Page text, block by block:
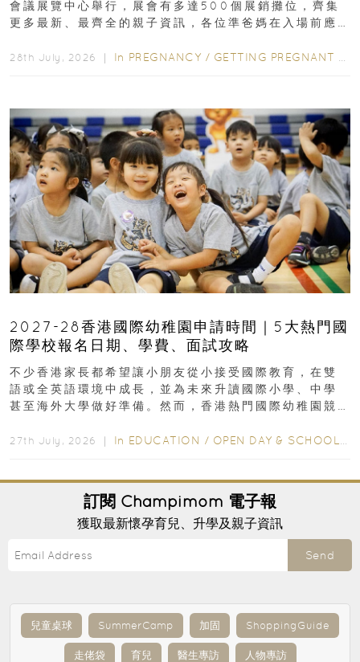
會議展覽中心舉行，展會有多達500個展銷攤位，齊集
更多最新、最齊全的親子資訊，各位準爸媽在入場前應
28th July, 2026 ｜ In PREGNANCY / GETTING PREGNANT
2027-28香港國際幼稚園申請時間｜5大熱門國
際學校報名日期、學費、面試攻略
不少香港家長都希望讓小朋友從小接受國際教育，在雙
語或全英語環境中成長，並為未來升讀國際小學、中學
甚至海外大學做好準備。然而，香港熱門國際幼稚園競
27th July, 2026 ｜ In EDUCATION / OPEN DAY & SCHOOL EVENTS
訂閱 Champimom 電子報
獲取最新懷孕育兒、升學及親子資訊
Send
兒童桌球 SummerCamp 加固 ShoppingGuide
走佬袋 育兒 醫生專訪 人物專訪